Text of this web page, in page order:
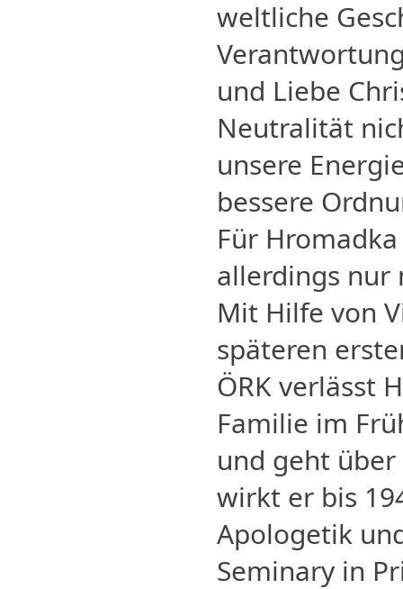
weltliche
und Liebe
Neutralität
unsere
bessere
Für
allerdings nur
Mit Hilfe von
späteren
ÖRK verlässt
Familie im
und geht über
wirkt er bis
Apologetik
Seminary in